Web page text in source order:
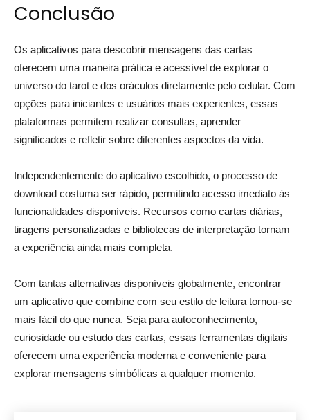
Conclusão
Os aplicativos para descobrir mensagens das cartas
oferecem uma maneira prática e acessível de explorar o
universo do tarot e dos oráculos diretamente pelo celular. Com
opções para iniciantes e usuários mais experientes, essas
plataformas permitem realizar consultas, aprender
significados e refletir sobre diferentes aspectos da vida.
Independentemente do aplicativo escolhido, o processo de
download costuma ser rápido, permitindo acesso imediato às
funcionalidades disponíveis. Recursos como cartas diárias,
tiragens personalizadas e bibliotecas de interpretação tornam
a experiência ainda mais completa.
Com tantas alternativas disponíveis globalmente, encontrar
um aplicativo que combine com seu estilo de leitura tornou-se
mais fácil do que nunca. Seja para autoconhecimento,
curiosidade ou estudo das cartas, essas ferramentas digitais
oferecem uma experiência moderna e conveniente para
explorar mensagens simbólicas a qualquer momento.